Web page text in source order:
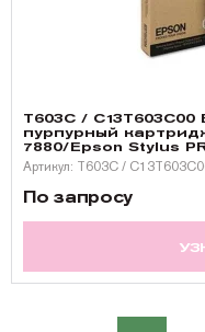
T603C /
пурпурный
7880/Epson Stylus
Артикул: T603C /
По запросу